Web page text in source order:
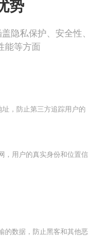
势
隐私保护、安全性、
能等方面
，防止第三方追踪用户的
，用户的真实身份和位置信
的数据，防止黑客和其他恶